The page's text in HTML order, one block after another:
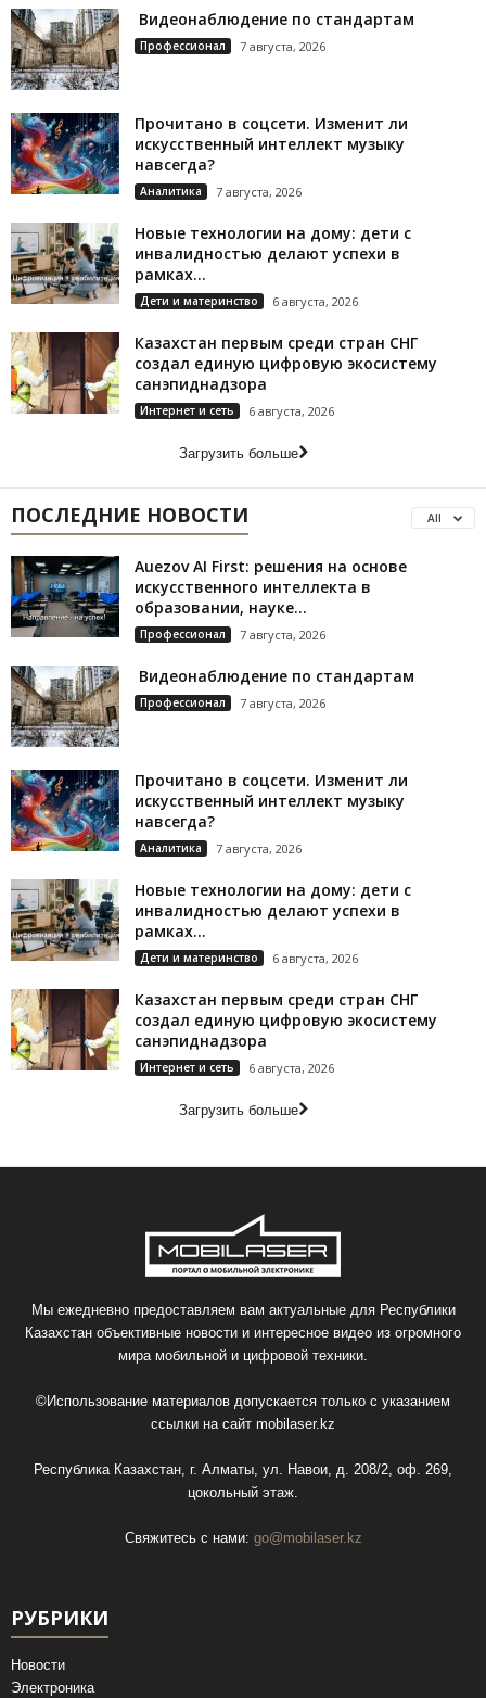
Видеонаблюдение по стандартам
Профессионал 7 августа, 2026
Прочитано в соцсети. Изменит ли
искусственный интеллект музыку
навсегда?
Аналитика 7 августа, 2026
Новые технологии на дому: дети с
инвалидностью делают успехи в
рамках...
Дети и материнство 6 августа, 2026
Казахстан первым среди стран СНГ
создал единую цифровую экосистему
санэпиднадзора
Интернет и сеть 6 августа, 2026
Загрузить больше
ПОСЛЕДНИЕ НОВОСТИ All
Auezov AI First: решения на основе
искусственного интеллекта в
образовании, науке...
Профессионал 7 августа, 2026
Видеонаблюдение по стандартам
Профессионал 7 августа, 2026
Прочитано в соцсети. Изменит ли
искусственный интеллект музыку
навсегда?
Аналитика 7 августа, 2026
Новые технологии на дому: дети с
инвалидностью делают успехи в
рамках...
Дети и материнство 6 августа, 2026
Казахстан первым среди стран СНГ
создал единую цифровую экосистему
санэпиднадзора
Интернет и сеть 6 августа, 2026
Загрузить больше
Мы ежедневно предоставляем вам актуальные для Республики
Казахстан объективные новости и интересное видео из огромного
мира мобильной и цифровой техники.
©Использование материалов допускается только с указанием
ссылки на сайт mobilaser.kz
Республика Казахстан, г. Алматы, ул. Навои, д. 208/2, оф. 269,
цокольный этаж.
Свяжитесь с нами: go@mobilaser.kz
РУБРИКИ
Новости
Электроника